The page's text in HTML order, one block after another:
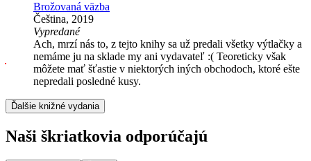
Brožovaná väzba
Čeština, 2019
Vypredané
Ach, mrzí nás to, z tejto knihy sa už predali všetky výtlačky a
nemáme ju na sklade my ani vydavateľ :( Teoreticky však
môžete mať šťastie v niektorých iných obchodoch, ktoré ešte
nepredali posledné kusy.
Ďalšie knižné vydania
Naši škriatkovia odporúčajú